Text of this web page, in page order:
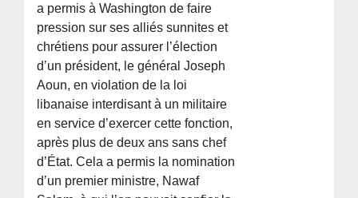
a permis à Washington de faire
pression sur ses alliés sunnites et
chrétiens pour assurer l’élection
d’un président, le général Joseph
Aoun, en violation de la loi
libanaise interdisant à un militaire
en service d’exercer cette fonction,
après plus de deux ans sans chef
d’État. Cela a permis la nomination
d’un premier ministre, Nawaf